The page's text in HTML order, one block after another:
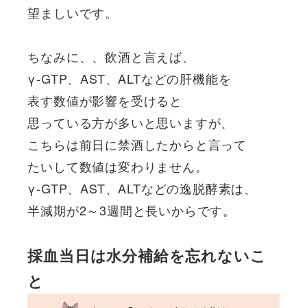
望ましいです。
ちなみに、、飲酒と言えば、
γ-GTP、AST、ALTなどの肝機能を
表す数値が影響を受けると
思っている方が多いと思いますが、
こちらは前日に禁酒したからと言って
たいして数値は変わりません。
γ-GTP、AST、ALTなどの逸脱酵素は、
半減期が2～3週間と長いからです。
採血当日は水分補給を忘れないこ
と